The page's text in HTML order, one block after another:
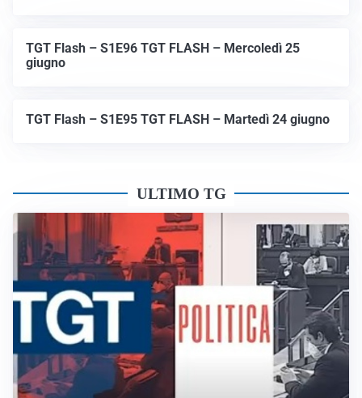
TGT Flash – S1E96 TGT FLASH – Mercoledì 25
giugno
TGT Flash – S1E95 TGT FLASH – Martedì 24 giugno
ULTIMO TG